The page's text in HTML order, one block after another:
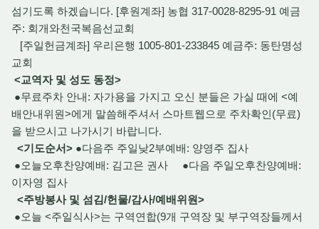
섬기도록 하겠습니다. [후원계좌] 농협 317-0028-8295-91 예금
주: 회개와천국복음선교회
[주일헌금계좌] 우리은행 1005-801-233845 예금주: 동탄명성
교회
<교역자 및 성도 동정>
●무료주차 안내: 자가용을 가지고 오신 분들은 가실 때에 <예
배안내위원>에게 말씀해주셔서 스마트웹으로 주차확인(무료)
을 받으시고 나가시기 바랍니다.
<기도순서> ●다음주 주일낮2부예배: 양영주 집사
●오늘오후찬양예배: 김고은 권사 ●다음 주일오후찬양예배:
이자영 집사
<주방봉사 및 섬김/헌물/감사/예배위원>
●오늘 <주일식사>는 구역연합(9개 구역장 및 부구역장들께서